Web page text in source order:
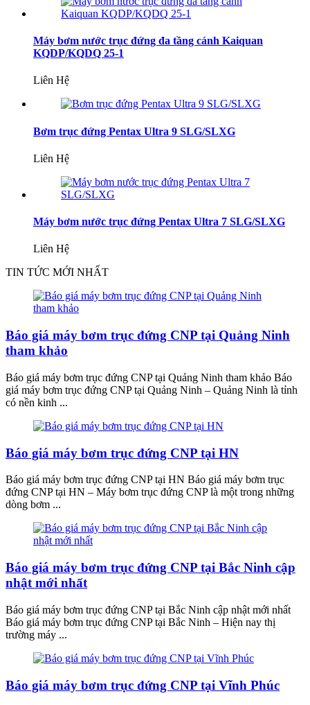
Máy bơm nước trục đứng đa tầng cánh Kaiquan
KQDP/KQDQ 25-1
Liên Hệ
Bơm trục đứng Pentax Ultra 9 SLG/SLXG
Liên Hệ
Máy bơm nước trục đứng Pentax Ultra 7 SLG/SLXG
Liên Hệ
TIN TỨC MỚI NHẤT
Báo giá máy bơm trục đứng CNP tại Quảng Ninh
tham khảo
Báo giá máy bơm trục đứng CNP tại Quảng Ninh tham khảo Báo
giá máy bơm trục đứng CNP tại Quảng Ninh – Quảng Ninh là tỉnh
có nền kinh ...
Báo giá máy bơm trục đứng CNP tại HN
Báo giá máy bơm trục đứng CNP tại HN Báo giá máy bơm trục
đứng CNP tại HN – Máy bơm trục đứng CNP là một trong những
dòng bơm ...
Báo giá máy bơm trục đứng CNP tại Bắc Ninh cập
nhật mới nhất
Báo giá máy bơm trục đứng CNP tại Bắc Ninh cập nhật mới nhất
Báo giá máy bơm trục đứng CNP tại Bắc Ninh – Hiện nay thị
trường máy ...
Báo giá máy bơm trục đứng CNP tại Vĩnh Phúc